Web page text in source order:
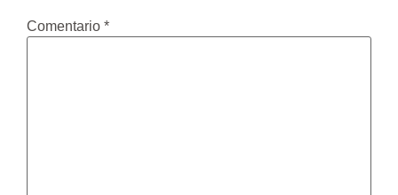
Comentario *